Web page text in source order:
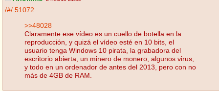
/#/ 51072
>>48028
Claramente ese vídeo es un cuello de botella en la
reproducción, y quizá el vídeo esté en 10 bits, el
usuario tenga Windows 10 pirata, la grabadora del
escritorio abierta, un minero de monero, algunos virus,
y todo en un ordenador de antes del 2013, pero con no
más de 4GB de RAM.